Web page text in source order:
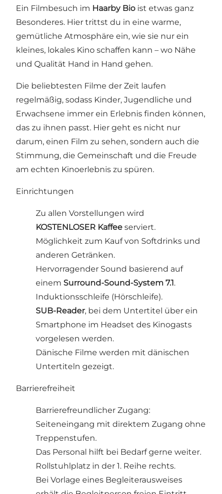
Ein Filmbesuch im Haarby Bio ist etwas ganz
Besonderes. Hier trittst du in eine warme,
gemütliche Atmosphäre ein, wie sie nur ein
kleines, lokales Kino schaffen kann – wo Nähe
und Qualität Hand in Hand gehen.
Die beliebtesten Filme der Zeit laufen
regelmäßig, sodass Kinder, Jugendliche und
Erwachsene immer ein Erlebnis finden können,
das zu ihnen passt. Hier geht es nicht nur
darum, einen Film zu sehen, sondern auch die
Stimmung, die Gemeinschaft und die Freude
am echten Kinoerlebnis zu spüren.
Einrichtungen
Zu allen Vorstellungen wird
KOSTENLOSER Kaffee serviert.
Möglichkeit zum Kauf von Softdrinks und
anderen Getränken.
Hervorragender Sound basierend auf
einem Surround-Sound-System 7.1.
Induktionsschleife (Hörschleife).
SUB-Reader, bei dem Untertitel über ein
Smartphone im Headset des Kinogasts
vorgelesen werden.
Dänische Filme werden mit dänischen
Untertiteln gezeigt.
Barrierefreiheit
Barrierefreundlicher Zugang:
Seiteneingang mit direktem Zugang ohne
Treppenstufen.
Das Personal hilft bei Bedarf gerne weiter.
Rollstuhlplatz in der 1. Reihe rechts.
Bei Vorlage eines Begleiterausweises